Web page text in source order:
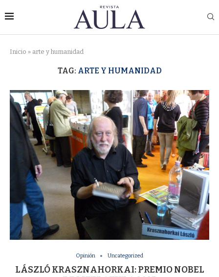
Inicio » arte y humanidad
TAG: ARTE Y HUMANIDAD
Opinión Uncategorized
LÁSZLÓ KRASZNAHORKAI: PREMIO NOBEL